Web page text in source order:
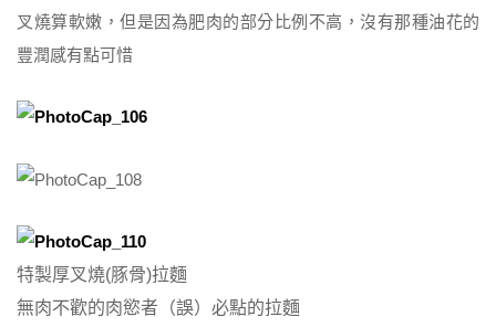
叉燒算軟嫩，但是因為肥肉的部分比例不高，沒有那種油花的
豐潤感有點可惜
特製厚叉燒(豚骨)拉麵
無肉不歡的肉慾者（誤）必點的拉麵